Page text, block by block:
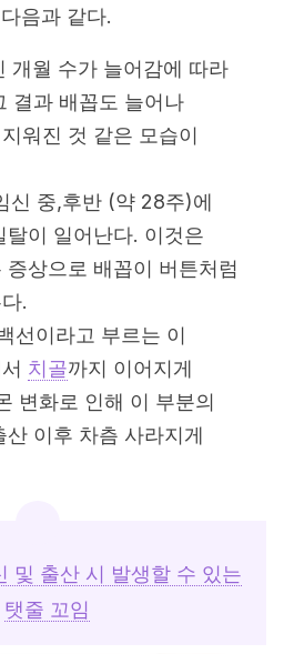
음과 같다.
개월 수가 늘어감에 따라
결과 배꼽도 늘어나
워진 것 같은 모습이
신 중,후반 (약 28주)에
이 일어난다. 이것은
상으로 배꼽이 버튼처럼
.
선이라고 부르는 이
치골까지 이어지게
변화로 인해 이 부분의
이후 차츰 사라지게
및 출산 시 발생할 수 있는
탯줄 꼬임